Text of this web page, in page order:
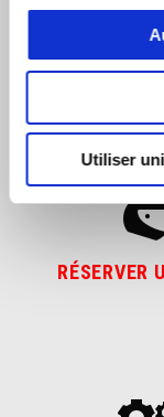
Utiliser
RÉSERVER